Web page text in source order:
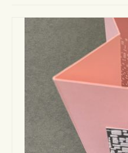
Wissenswertes
Kontakt
Produkte von A-Z
Events &
Events
Workshops